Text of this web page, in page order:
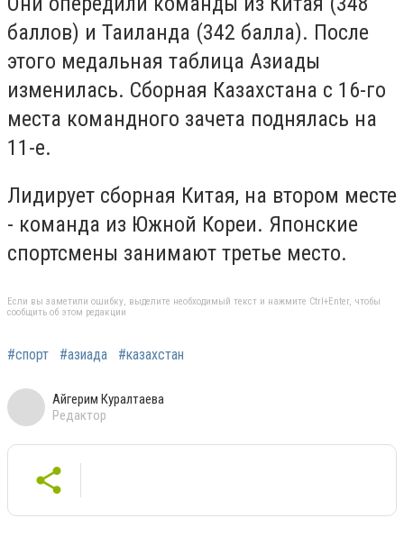
баллов) и Таиланда (342 балла). После
этого медальная таблица Азиады
изменилась. Сборная Казахстана с 16-го
места командного зачета поднялась на
11-е.
Лидирует сборная Китая, на втором месте
- команда из Южной Кореи. Японские
спортсмены занимают третье место.
Если вы заметили ошибку, выделите необходимый текст и нажмите Ctrl+Enter, чтобы
сообщить об этом редакции
#спорт #азиада #казахстан
Айгерим Куралтаева
Редактор